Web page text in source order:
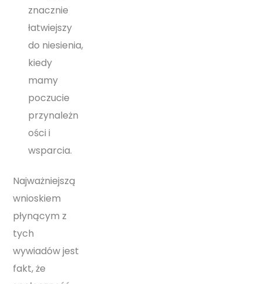
znacznie
łatwiejszy
do niesienia,
kiedy
mamy
poczucie
przynależn
ości i
wsparcia.
Najważniejszą
wnioskiem
płynącym z
tych
wywiadów jest
fakt, że